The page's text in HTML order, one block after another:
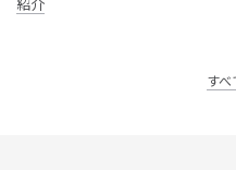
紹介
すべ